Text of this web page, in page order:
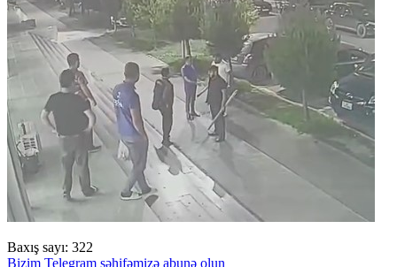
Baxış sayı: 322
Bizim Telegram səhifəmizə abunə olun